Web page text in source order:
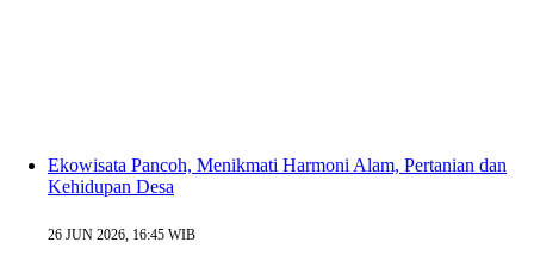
Ekowisata Pancoh, Menikmati Harmoni Alam, Pertanian dan
Kehidupan Desa
26 JUN 2026, 16:45 WIB